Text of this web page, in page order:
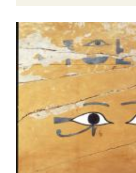
BILLEDE